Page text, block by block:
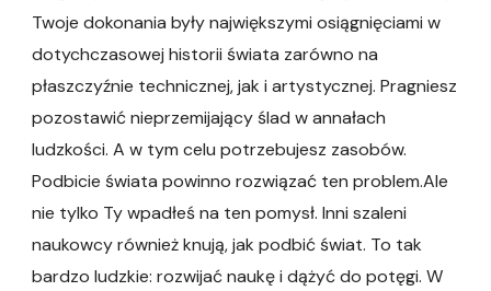
Twoje dokonania były największymi osiągnięciami w
dotychczasowej historii świata zarówno na
płaszczyźnie technicznej, jak i artystycznej. Pragniesz
pozostawić nieprzemijający ślad w annałach
ludzkości. A w tym celu potrzebujesz zasobów.
Podbicie świata powinno rozwiązać ten problem.Ale
nie tylko Ty wpadłeś na ten pomysł. Inni szaleni
naukowcy również knują, jak podbić świat. To tak
bardzo ludzkie: rozwijać naukę i dążyć do potęgi. W